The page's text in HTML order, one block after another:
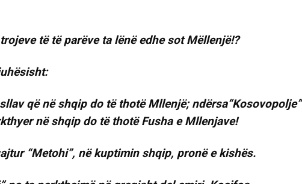
të të parëve ta lënë edhe sot Mëllenjë!?
që në shqip do të thotë Mllenjë; ndërsa“Kosovopolje”
në shqip do të thotë Fusha e Mllenjave!
“Metohi”, në kuptimin shqip, pronë e kishës.